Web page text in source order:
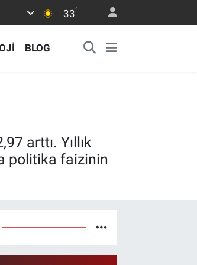
33°
BLOG
arttı. Yıllık
politika faizinin